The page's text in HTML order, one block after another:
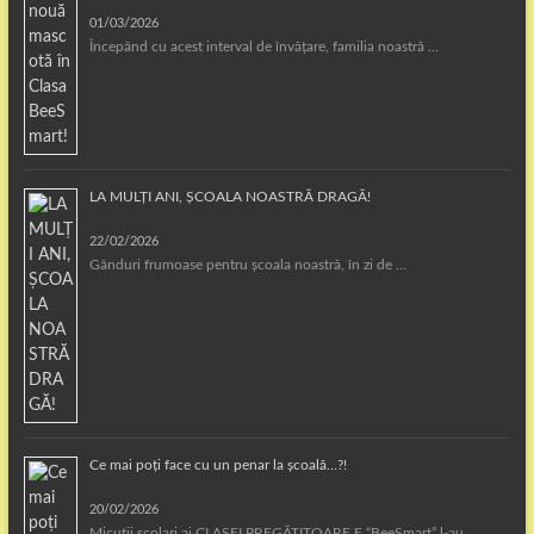
01/03/2026
Începând cu acest interval de învățare, familia noastră …
LA MULȚI ANI, ȘCOALA NOASTRĂ DRAGĂ!
22/02/2026
Gânduri frumoase pentru școala noastră, în zi de …
Ce mai poți face cu un penar la școală…?!
20/02/2026